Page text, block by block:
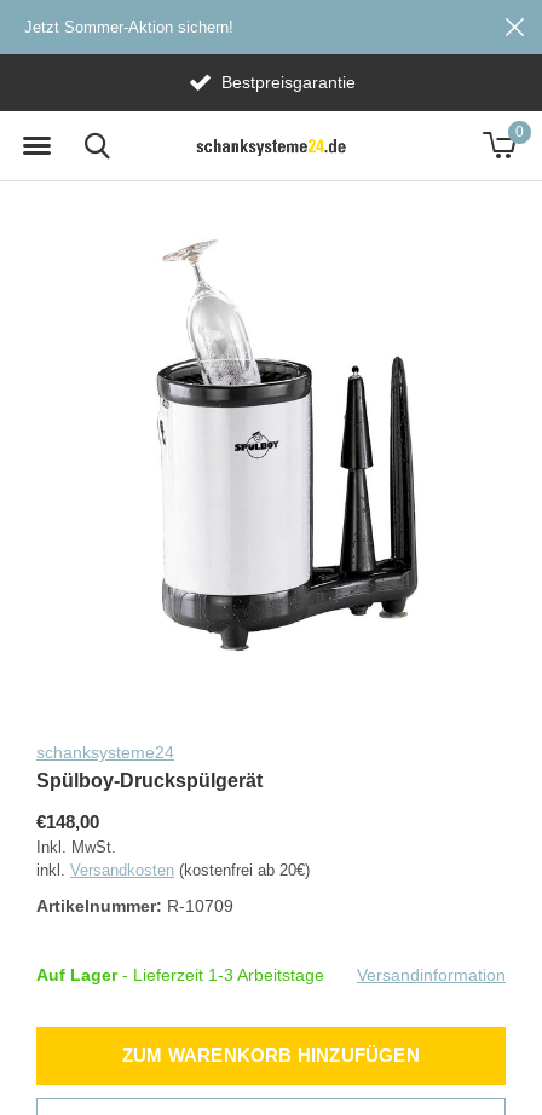
0
Bestpreisgarantie
Jetzt Sommer-Aktion sichern!
schanksysteme24
Spülboy-Druckspülgerät
€148,00
Inkl. MwSt.
inkl. Versandkosten (kostenfrei ab 20€)
Artikelnummer: R-10709
Auf Lager- Lieferzeit 1-3 Arbeitstage Versandinformation
ZUM WARENKORB HINZUFÜGEN